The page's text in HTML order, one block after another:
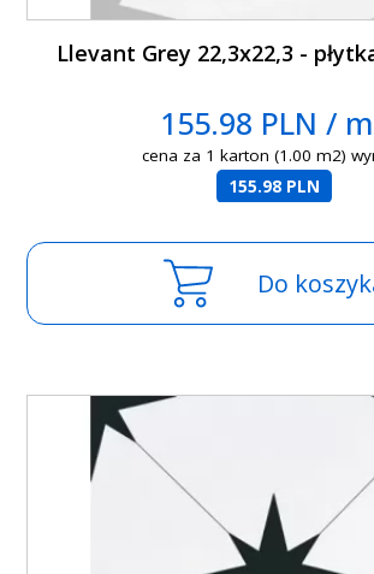
Llevant Grey 22,3x22,3 -
155.98 PLN /
cena za 1 karton (1.00 m2)
155.98 PLN
Do